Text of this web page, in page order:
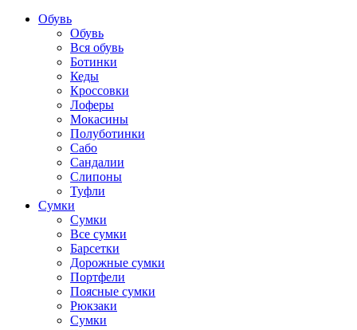
Обувь
Обувь
Вся обувь
Ботинки
Кеды
Кроссовки
Лоферы
Мокасины
Полуботинки
Сабо
Сандалии
Слипоны
Туфли
Сумки
Сумки
Все сумки
Барсетки
Дорожные сумки
Портфели
Поясные сумки
Рюкзаки
Сумки